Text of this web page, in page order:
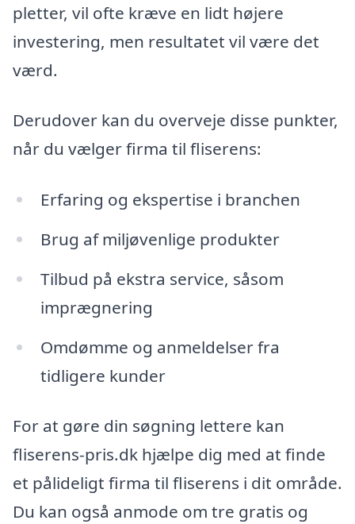
pletter, vil ofte kræve en lidt højere
investering, men resultatet vil være det
værd.
Derudover kan du overveje disse punkter,
når du vælger firma til fliserens:
Erfaring og ekspertise i branchen
Brug af miljøvenlige produkter
Tilbud på ekstra service, såsom
imprægnering
Omdømme og anmeldelser fra
tidligere kunder
For at gøre din søgning lettere kan
fliserens-pris.dk hjælpe dig med at finde
et pålideligt firma til fliserens i dit område.
Du kan også anmode om tre gratis og